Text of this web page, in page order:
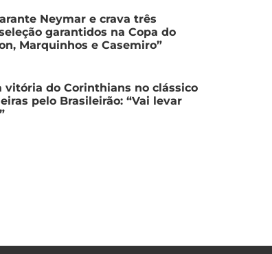
Neymar e crava três
garantidos na Copa do
Marquinhos e Casemiro”
vitória do Corinthians no clássico
pelo Brasileirão: “Vai levar